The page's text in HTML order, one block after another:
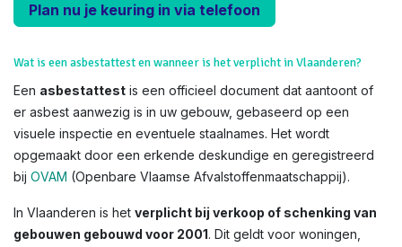
Plan nu je keuring in via telefoon
Wat is een asbestattest en wanneer is het verplicht in Vlaanderen?
Een asbestattest is een officieel document dat aantoont of
er asbest aanwezig is in uw gebouw, gebaseerd op een
visuele inspectie en eventuele staalnames. Het wordt
opgemaakt door een erkende deskundige en geregistreerd
bij OVAM (Openbare Vlaamse Afvalstoffenmaatschappij).
In Vlaanderen is het verplicht bij verkoop of schenking van
gebouwen gebouwd voor 2001. Dit geldt voor woningen,